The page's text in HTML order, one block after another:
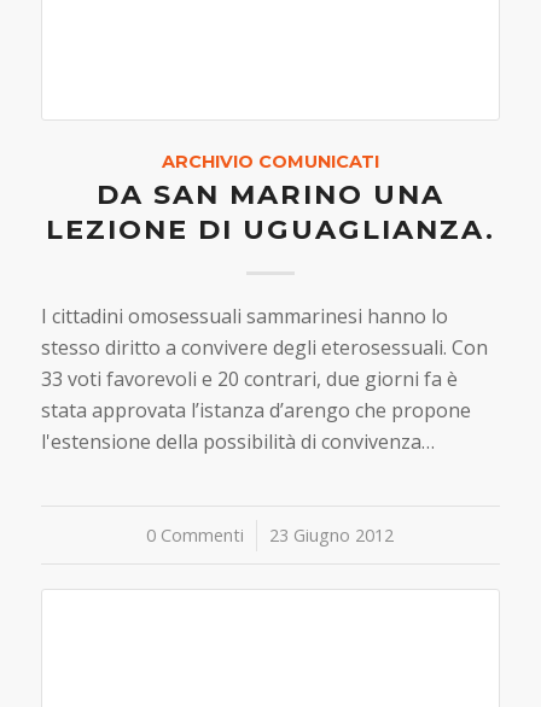
ARCHIVIO COMUNICATI
DA SAN MARINO UNA
LEZIONE DI UGUAGLIANZA.
I cittadini omosessuali sammarinesi hanno lo
stesso diritto a convivere degli eterosessuali. Con
33 voti favorevoli e 20 contrari, due giorni fa è
stata approvata l’istanza d’arengo che propone
l'estensione della possibilità di convivenza…
0 Commenti
/ 23 Giugno 2012